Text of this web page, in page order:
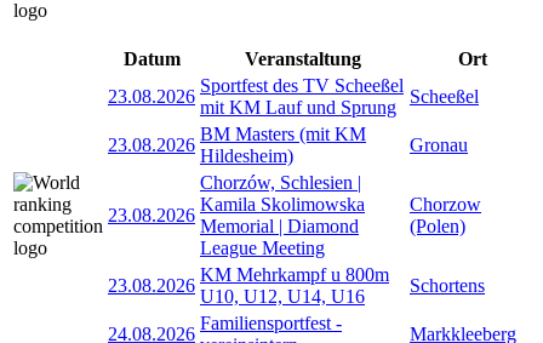
Datum Veranstaltung
Ort
23.08.2026
Sportfest des TV Scheeßel
mit KM Lauf und Sprung
Scheeßel
23.08.2026
BM Masters (mit KM
Hildesheim)
Gronau
23.08.2026
Chorzów, Schlesien |
Kamila Skolimowska
Memorial | Diamond
League Meeting
Chorzow
(Polen)
23.08.2026
KM Mehrkampf u 800m
U10, U12, U14, U16
Schortens
24.08.2026
Familiensportfest -
Markkleeberg